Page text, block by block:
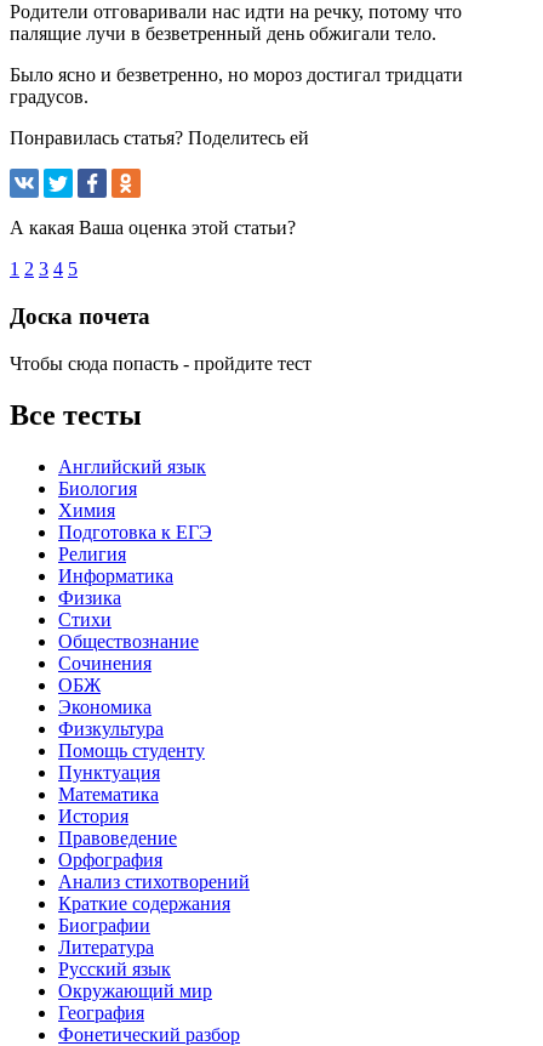
Родители отговаривали нас идти на речку, потому что
палящие лучи в безветренный день обжигали тело.
Было ясно и безветренно, но мороз достигал тридцати
градусов.
Понравилась статья? Поделитесь ей
А какая Ваша оценка этой статьи?
1 2 3 4 5
Доска почета
Чтобы сюда попасть - пройдите тест
Все тесты
Английский язык
Биология
Химия
Подготовка к ЕГЭ
Религия
Информатика
Физика
Стихи
Обществознание
Сочинения
ОБЖ
Экономика
Физкультура
Помощь студенту
Пунктуация
Математика
История
Правоведение
Орфография
Анализ стихотворений
Краткие содержания
Биографии
Литература
Русский язык
Окружающий мир
География
Фонетический разбор